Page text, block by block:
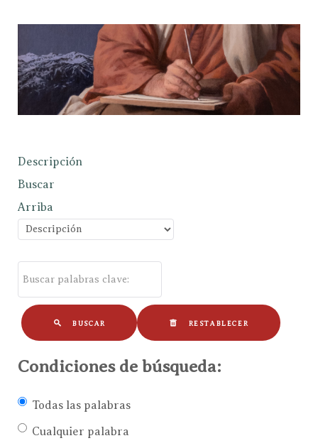
Descripción
Buscar
Arriba
BUSCAR RESTABLECER
Condiciones de búsqueda:
Todas las palabras
Cualquier palabra